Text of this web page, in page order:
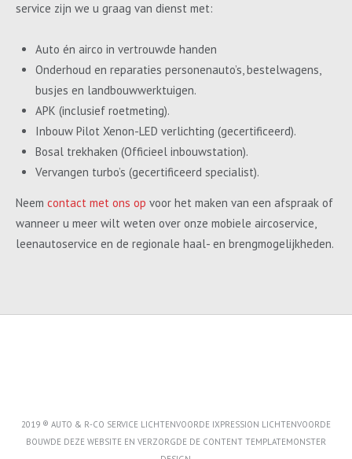
service zijn we u graag van dienst met:
Auto én airco in vertrouwde handen
Onderhoud en reparaties personenauto’s, bestelwagens,
busjes en landbouwwerktuigen.
APK (inclusief roetmeting).
Inbouw Pilot Xenon-LED verlichting (gecertificeerd).
Bosal trekhaken (Officieel inbouwstation).
Vervangen turbo’s (gecertificeerd specialist).
Neem contact met ons op voor het maken van een afspraak of
wanneer u meer wilt weten over onze mobiele aircoservice,
leenautoservice en de regionale haal- en brengmogelijkheden.
2019 ® AUTO & R-CO SERVICE LICHTENVOORDE IXPRESSION LICHTENVOORDE
BOUWDE DEZE WEBSITE EN VERZORGDE DE CONTENT TEMPLATEMONSTER